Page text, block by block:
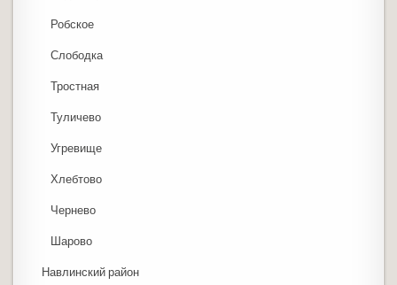
Робское
Слободка
Тростная
Туличево
Угревище
Хлебтово
Чернево
Шарово
Навлинский район